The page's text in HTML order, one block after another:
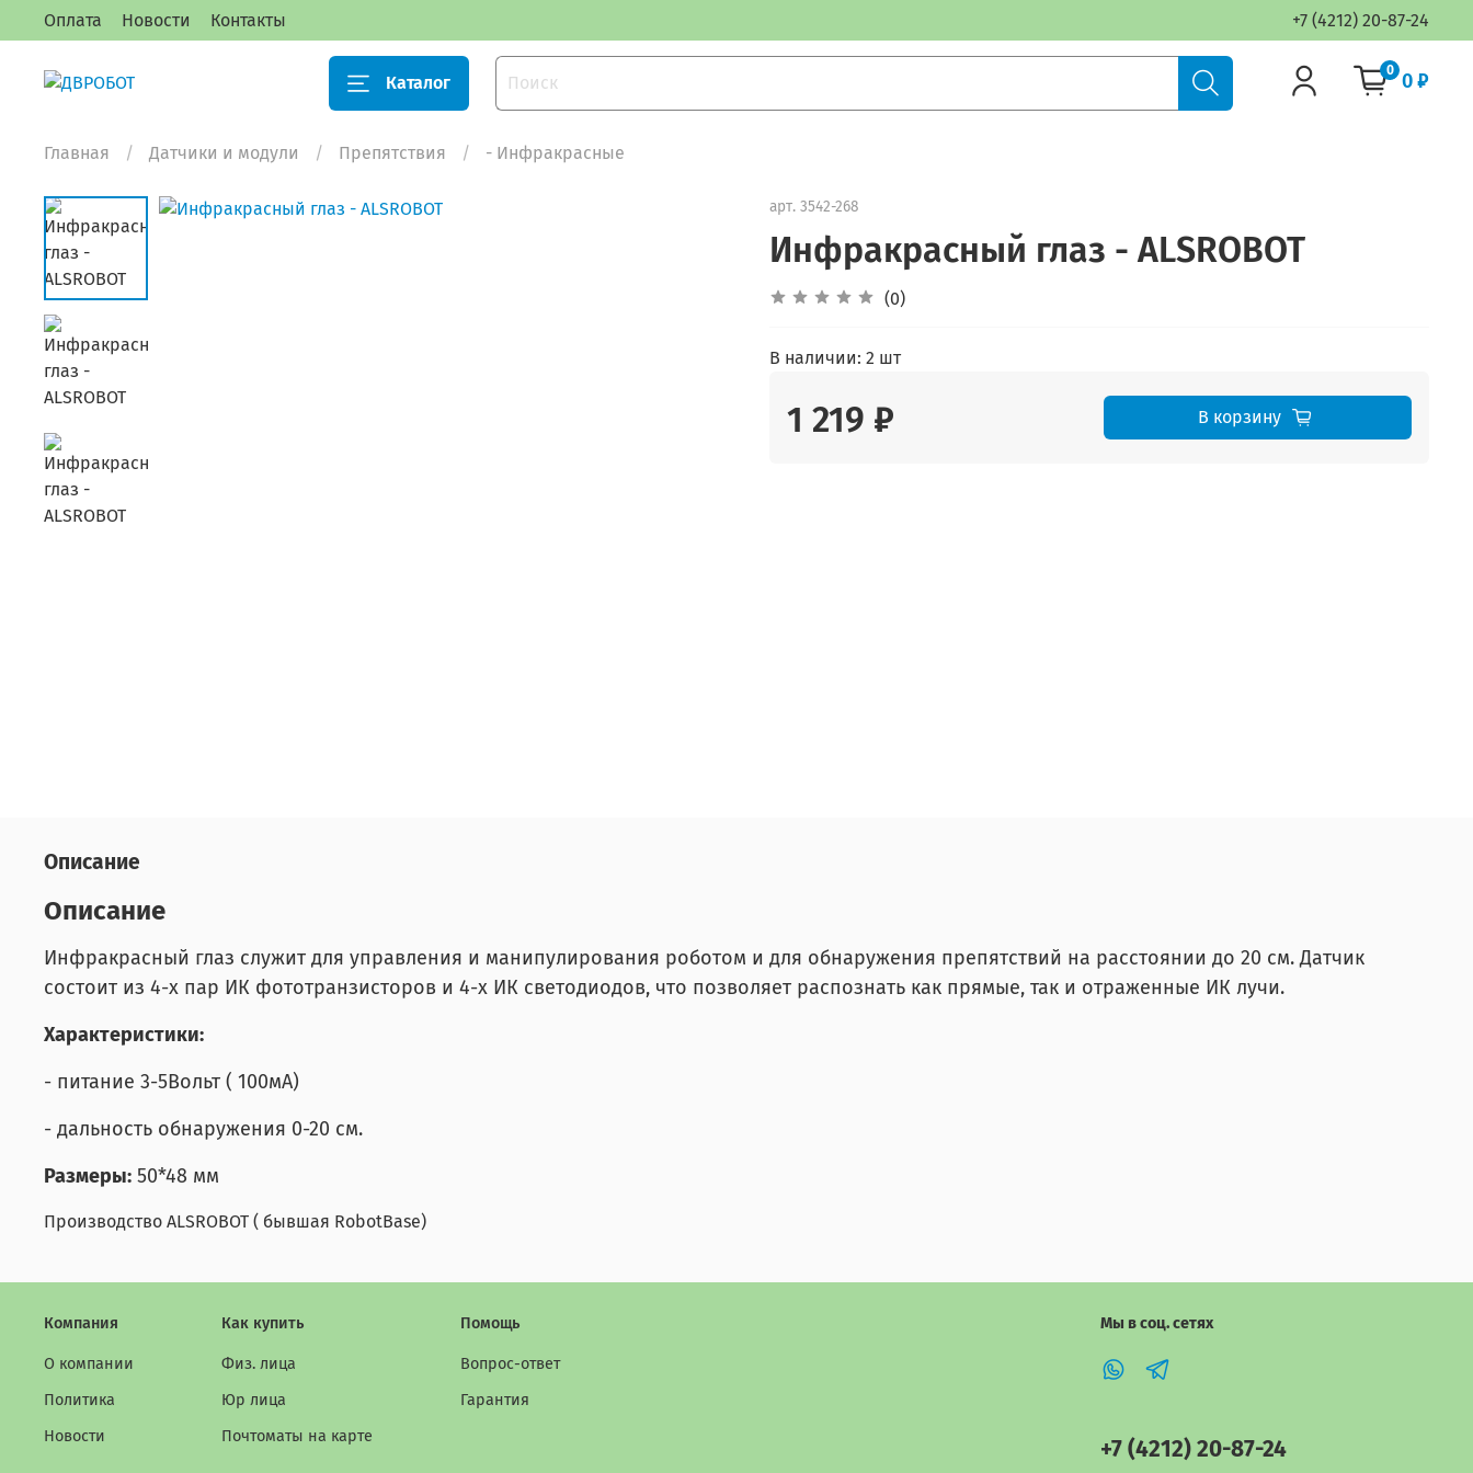
Оплата Новости Контакты +7 (4212) 20-87-24
Каталог
0 0 ₽
Главная Датчики и модули Препятствия - Инфракрасные
арт. 3542-268
Инфракрасный глаз - ALSROBOT
(0)
В наличии: 2 шт
1 219 ₽ В корзину
Описание
Описание
Инфракрасный глаз служит для управления и манипулирования роботом и для обнаружения препятствий на расстоянии до 20 см. Датчик
состоит из 4-х пар ИК фототранзисторов и 4-x ИК светодиодов, что позволяет распознать как прямые, так и отраженные ИК лучи.
Характеристики:
- питание 3-5Вольт ( 100мА)
- дальность обнаружения 0-20 см.
Размеры: 50*48 мм
Производство ALSROBOT ( бывшая RobotBase)
Компания
О компании
Политика
Новости
Как купить
Физ. лица
Юр лица
Почтоматы на карте
Помощь
Вопрос-ответ
Гарантия
Мы в соц. сетях
+7 (4212) 20-87-24